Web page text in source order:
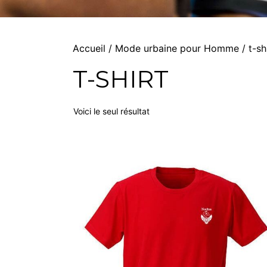
Accueil / Mode urbaine pour Homme / t-
T-SHIRT
Voici le seul résultat
plusieurs
variations.
Les
options
peuvent